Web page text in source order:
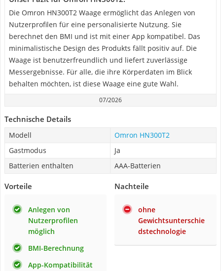
Die Omron HN300T2 Waage ermöglicht das Anlegen von
Nutzerprofilen für eine personalisierte Nutzung. Sie
berechnet den BMI und ist mit einer App kompatibel. Das
minimalistische Design des Produkts fällt positiv auf. Die
Waage ist benutzerfreundlich und liefert zuverlässige
Messergebnisse. Für alle, die ihre Körperdaten im Blick
behalten möchten, ist diese Waage eine gute Wahl.
07/2026
Technische Details
Modell
Omron HN300T2
Gastmodus
Ja
Batterien enthalten
AAA-Batterien
Vorteile
Anlegen von
Nutzerprofilen
möglich
BMI-Berechnung
App-Kompatibilität
Nachteile
ohne
Gewichtsunterschie
dstechnologie